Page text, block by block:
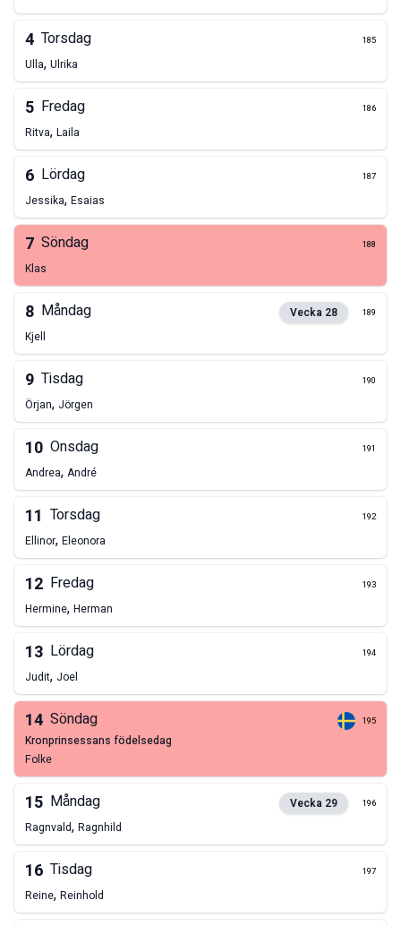
4 Torsdag 185
Ulla, Ulrika
5 Fredag 186
Ritva, Laila
6 Lördag 187
Jessika, Esaias
7 Söndag 188
Klas
8 Måndag Vecka 28 189
Kjell
9 Tisdag 190
Örjan, Jörgen
10 Onsdag 191
Andrea, André
11 Torsdag 192
Ellinor, Eleonora
12 Fredag 193
Hermine, Herman
13 Lördag 194
Judit, Joel
14 Söndag 195
kronprinsessans födelsedag
Folke
15 Måndag Vecka 29 196
Ragnvald, Ragnhild
16 Tisdag 197
Reine, Reinhold